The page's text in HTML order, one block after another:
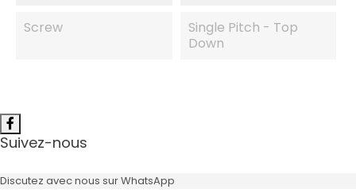
Screw
Single Pitch - Top
Down
Suivez-nous
Discutez avec nous sur WhatsApp